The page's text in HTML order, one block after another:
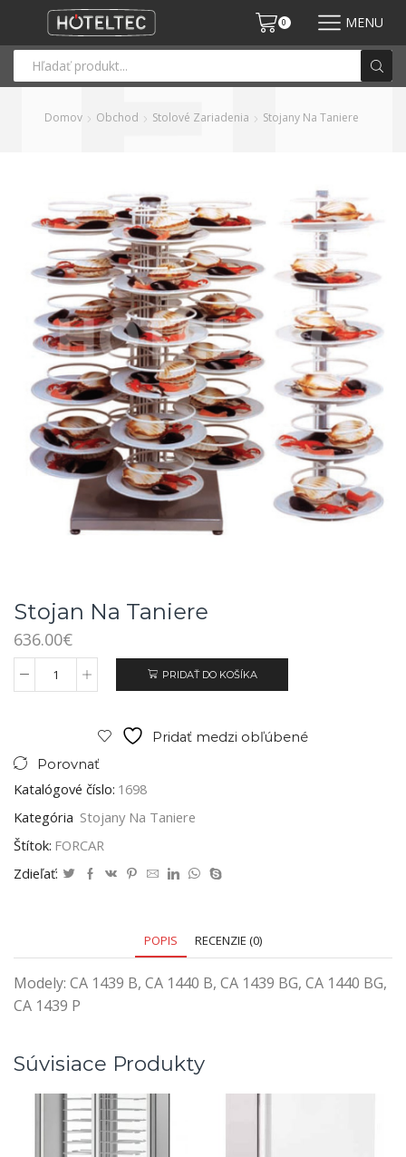
0 MENU
Domov Obchod Stolové Zariadenia Stojany Na Taniere
Stojan Na Taniere
636.00€
PRIDAŤ DO KOŠÍKA
Pridať medzi obľúbené
Porovnať
Katalógové číslo: 1698
Kategória Stojany Na Taniere
Štítok: FORCAR
Zdieľať:
POPIS RECENZIE (0)
Modely: CA 1439 B, CA 1440 B, CA 1439 BG, CA 1440 BG,
CA 1439 P
Súvisiace Produkty